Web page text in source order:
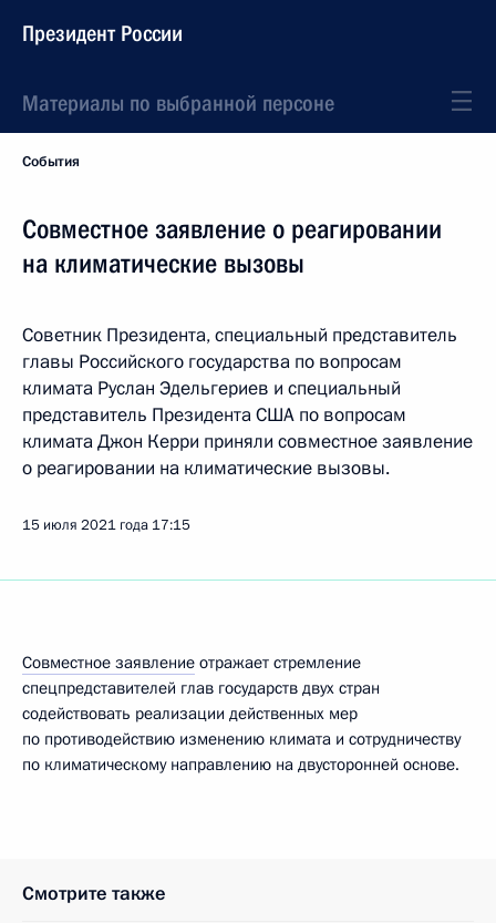
Президент России
Материалы по выбранной персоне
События
Совместное заявление о реагировании
на климатические вызовы
Советник Президента, специальный представитель
главы Российского государства по вопросам
климата Руслан Эдельгериев и специальный
представитель Президента США по вопросам
климата Джон Керри приняли совместное заявление
о реагировании на климатические вызовы.
15 июля 2021 года 17:15
Совместное заявление отражает стремление
спецпредставителей глав государств двух стран
содействовать реализации действенных мер
по противодействию изменению климата и сотрудничеству
по климатическому направлению на двусторонней основе.
Смотрите также